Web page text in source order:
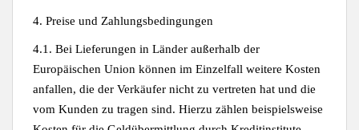
4. Preise und Zahlungsbedingungen
4.1. Bei Lieferungen in Länder außerhalb der
Europäischen Union können im Einzelfall weitere Kosten
anfallen, die der Verkäufer nicht zu vertreten hat und die
vom Kunden zu tragen sind. Hierzu zählen beispielsweise